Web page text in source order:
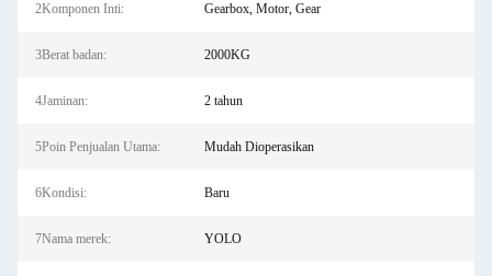
2Komponen Inti: Gearbox, Motor, Gear
3Berat badan: 2000KG
4Jaminan: 2 tahun
5Poin Penjualan Utama: Mudah Dioperasikan
6Kondisi: Baru
7Nama merek: YOLO